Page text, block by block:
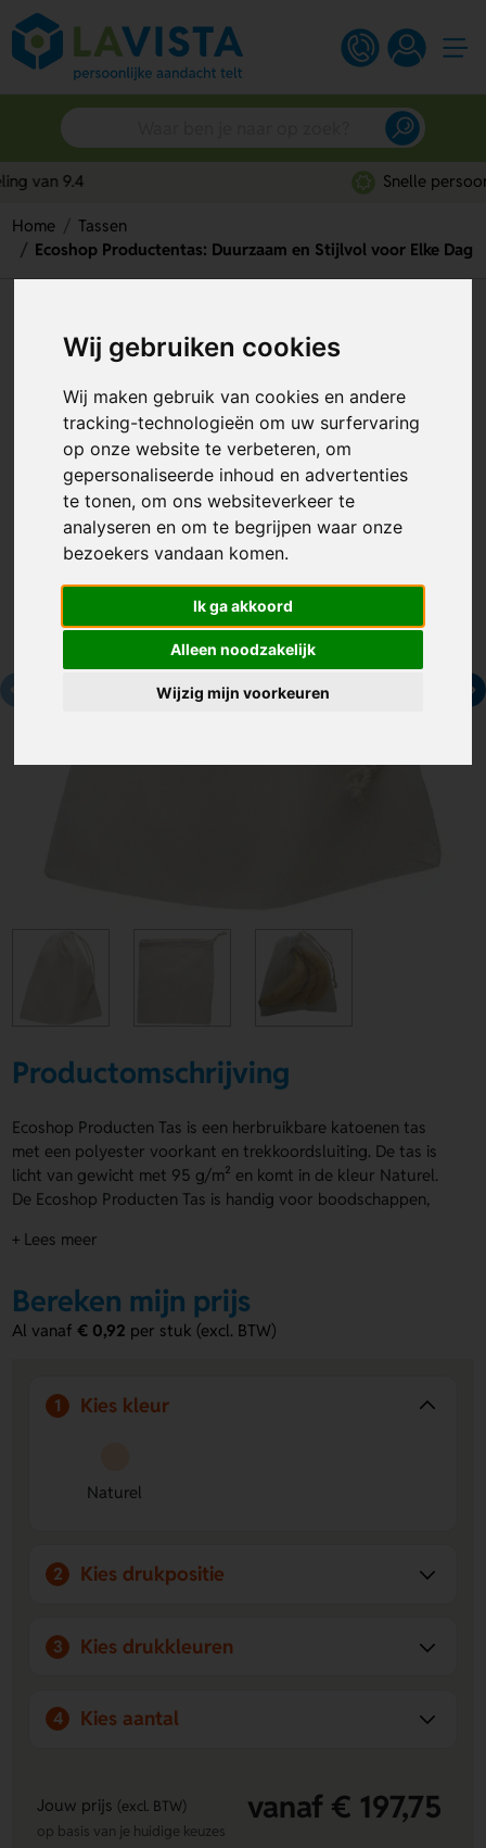
Wij gebruiken cookies
Wij maken gebruik van cookies en andere
tracking-technologieën om uw surfervaring
op onze website te verbeteren, om
gepersonaliseerde inhoud en advertenties
te tonen, om ons websiteverkeer te
analyseren en om te begrijpen waar onze
bezoekers vandaan komen.
Ik ga akkoord
Alleen noodzakelijk
Wijzig mijn voorkeuren
Snelle persoonlijke service
Home
Tassen
Ecoshop Productentas: Duurzaam en Stijlvol voor Elke Dag
Duurzaam en Stijlvol voor Elke
Dag
Artikelnummer:257385
Productomschrijving
Ecoshop Producten Tas is een herbruikbare katoenen tas
met een polyester voorkant en trekkoordsluiting. De tas is
licht van gewicht met 95 g/m² en komt in de kleur Naturel.
De Ecoshop Producten Tas is handig voor boodschappen,
aanbrengen van een logo, naam of eigen ontwerp. Zo maak
Voordelen van de Ecoshop Producten
Tas
eenvoudig een logo, naam of eigen ontwerp
aanbrengen.
Herbruikbaar in naturel
+ Lees meer
Bereken mijn prijs
Al vanaf€ 0,92 per stuk (excl. BTW)
1 Kies kleur
Naturel
2 Kies drukpositie
3 Kies drukkleuren
4 Kies aantal
Jouw prijs (excl. BTW) vanaf € 197,75
op basis van je huidige keuzes